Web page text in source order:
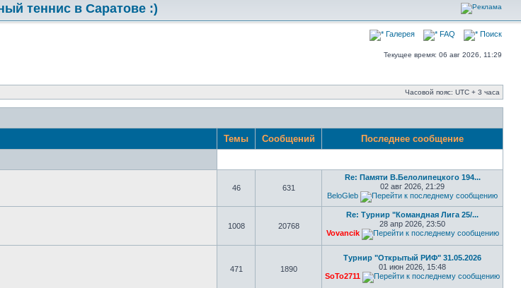
Галерея FAQ Поиск
Текущее время: 06 авг 2026, 11:29
Часовой пояс: UTC + 3 часа
Темы Сообщений Последнее сообщение
46 631
Re: Памяти В.Белолипецкого 194...
02 авг 2026, 21:29
BeloGleb
1008 20768
Re: Турнир "Командная Лига 25/...
28 апр 2026, 23:50
Vovancik
471 1890
Турнир "Открытый РИФ" 31.05.2026
01 июн 2026, 15:48
SoTo2711